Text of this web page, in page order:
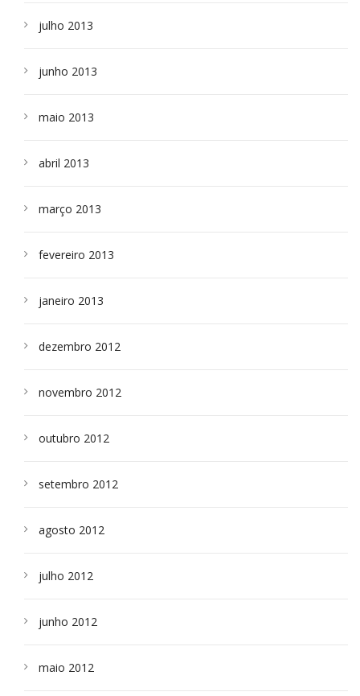
julho 2013
junho 2013
maio 2013
abril 2013
março 2013
fevereiro 2013
janeiro 2013
dezembro 2012
novembro 2012
outubro 2012
setembro 2012
agosto 2012
julho 2012
junho 2012
maio 2012